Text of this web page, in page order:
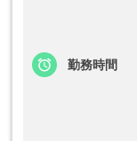
勤務時間